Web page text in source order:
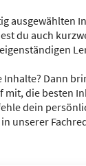
ausgewählten
du auch
Inhalte? Dann
mit, die besten
dein
in unserer